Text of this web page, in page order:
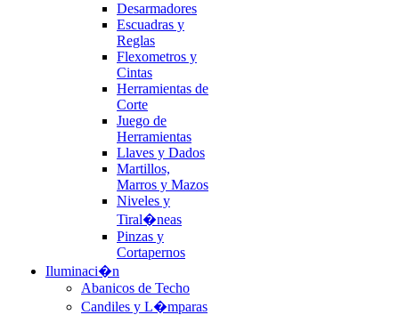
Desarmadores
Escuadras y
Reglas
Flexometros y
Cintas
Herramientas de
Corte
Juego de
Herramientas
Llaves y Dados
Martillos,
Marros y Mazos
Niveles y
Tiral�neas
Pinzas y
Cortapernos
Iluminaci�n
Abanicos de Techo
Candiles y L�mparas